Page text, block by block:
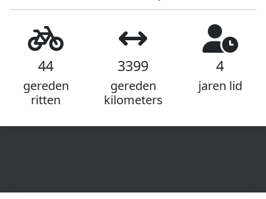
44
gereden
ritten
3399
gereden
kilometers
4
jaren lid